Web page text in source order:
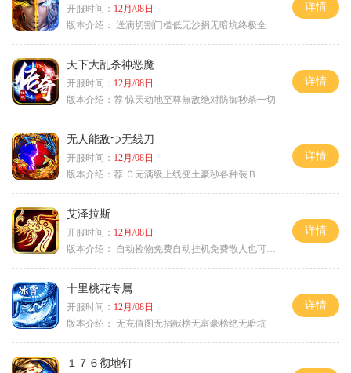
开服时间： 12月/08日
版本介绍： 送满切割门槛低无沙捐无暗坑终极全
详情
天下大乱杀神恶魔
开服时间： 12月/08日
版本介绍： 荐 惊天动地至尊無敌绝对防御秒杀一切
详情
无人能敌つ无线刀
开服时间： 12月/08日
版本介绍： 荐 ０元满级上线变土豪秒各种装Ｂ
详情
艾泽拉斯
开服时间： 12月/08日
版本介绍：
自动捡物免费自动挂机免费散人也可毕业
详情
十里桃花专属
开服时间： 12月/08日
版本介绍： 无充值图无捐献榜无富豪榜绝无暗坑
详情
１７６彻地钉